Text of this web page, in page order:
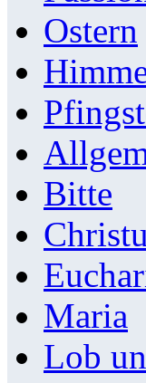
Ostern
Bitte
Maria
Lob